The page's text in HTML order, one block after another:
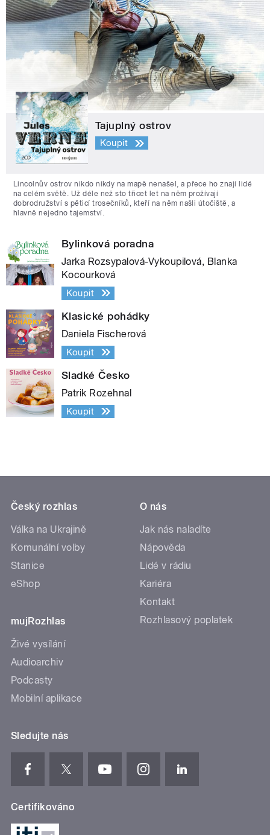
Tajuplný ostrov
Koupit
Lincolnův ostrov nikdo nikdy na mapě nenašel, a přece ho znají lidé
na celém světě. Už déle než sto třicet let na něm prožívají
dobrodružství s pěticí trosečníků, kteří na něm našli útočiště, a
hlavně nejedno tajemství.
Bylinková poradna
Jarka Rozsypalová-Vykoupilová, Blanka
Kocourková
Koupit
Klasické pohádky
Daniela Fischerová
Koupit
Sladké Česko
Patrik Rozehnal
Koupit
Český rozhlas
Válka na Ukrajině
Komunální volby
Stanice
eShop
mujRozhlas
Živé vysílání
Audioarchiv
Podcasty
Mobilní aplikace
O nás
Jak nás naladíte
Nápověda
Lidé v rádiu
Kariéra
Kontakt
Rozhlasový poplatek
Sledujte nás
Certifikováno